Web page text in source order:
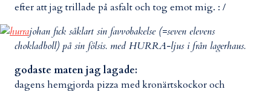
efter att jag trillade på asfalt och tog emot mig. : /
johan fick såklart sin favvobakelse (=seven elevens
chokladboll) på sin fölsis. med HURRA-ljus i från lagerhaus.
godaste maten jag lagade:
dagens hemgjorda pizza med kronärtskockor och